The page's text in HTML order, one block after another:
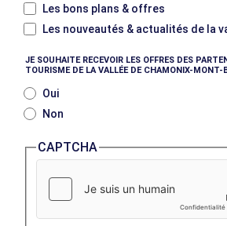
Les bons plans & offres
Les nouveautés & actualités de la
JE SOUHAITE RECEVOIR LES OFFRES DES
TOURISME DE LA VALLÉE DE CHAMONIX-MONT-
Oui
Non
CAPTCHA